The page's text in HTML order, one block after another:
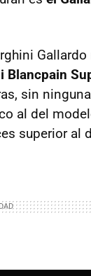
Gallardo
Blancpain
sin
al del
superior al